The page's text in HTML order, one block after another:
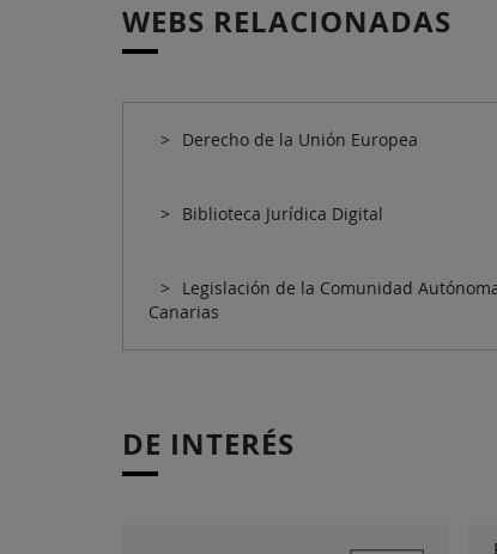
WEBS RELACIONADAS
Derecho de la Unión Europea
Biblioteca Jurídica Digital
Legislación de la Comunidad
Canarias
DE INTERÉS